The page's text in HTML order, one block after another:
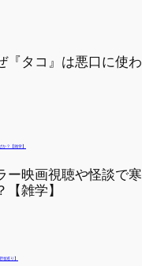
『タコ』は悪口に使わ
ー映画視聴や怪談で寒
【雑学】